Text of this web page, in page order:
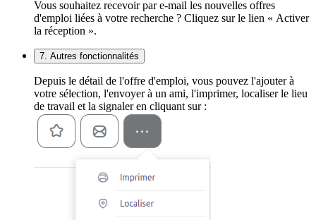
Vous souhaitez recevoir par e-mail les nouvelles offres
d'emploi liées à votre recherche ? Cliquez sur le lien « Activer
la réception ».
7. Autres fonctionnalités
Depuis le détail de l'offre d'emploi, vous pouvez l'ajouter à
votre sélection, l'envoyer à un ami, l'imprimer, localiser le lieu
de travail et la signaler en cliquant sur :